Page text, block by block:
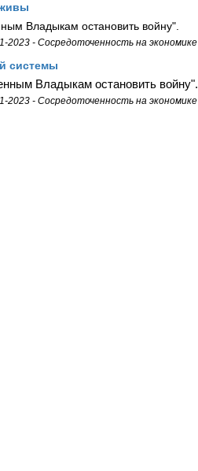
Владыкам остановить войну".
2023 - Сосредоточенность на экономике
системы
Владыкам остановить войну".
2023 - Сосредоточенность на экономике